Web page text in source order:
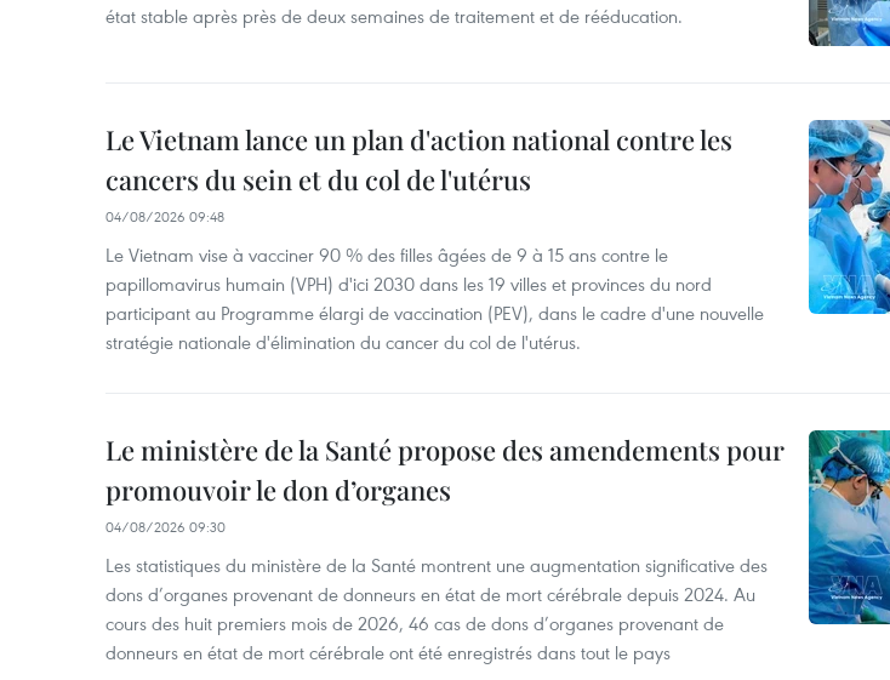
état stable après près de deux semaines de traitement et de rééducation.
Le Vietnam lance un plan d'action national contre les
cancers du sein et du col de l'utérus
04/08/2026 09:48
Le Vietnam vise à vacciner 90 % des filles âgées de 9 à 15 ans contre le
papillomavirus humain (VPH) d'ici 2030 dans les 19 villes et provinces du nord
participant au Programme élargi de vaccination (PEV), dans le cadre d'une nouvelle
stratégie nationale d'élimination du cancer du col de l'utérus.
Le ministère de la Santé propose des amendements pour
promouvoir le don d’organes
04/08/2026 09:30
Les statistiques du ministère de la Santé montrent une augmentation significative des
dons d’organes provenant de donneurs en état de mort cérébrale depuis 2024. Au
cours des huit premiers mois de 2026, 46 cas de dons d’organes provenant de
donneurs en état de mort cérébrale ont été enregistrés dans tout le pays